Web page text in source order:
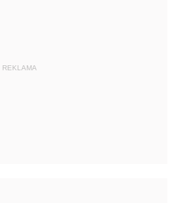
REKLAMA